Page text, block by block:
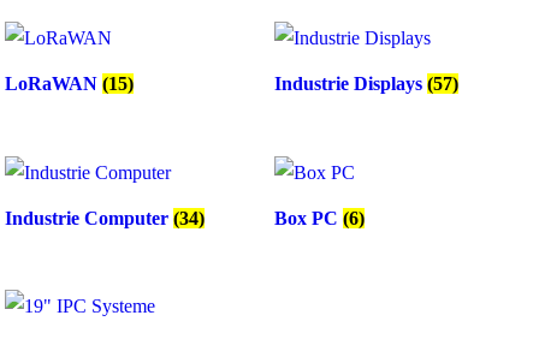
LoRaWAN (15) Industrie Displays (57)
Industrie Computer (34) Box PC (6)